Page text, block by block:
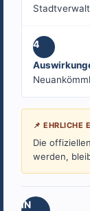
4
📌 EHRLICHE
Die
werden,
IN